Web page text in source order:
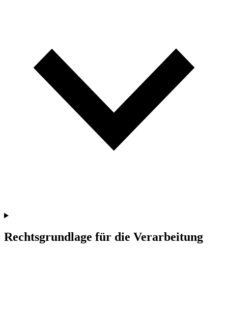
Rechtsgrundlage für die Verarbeitung